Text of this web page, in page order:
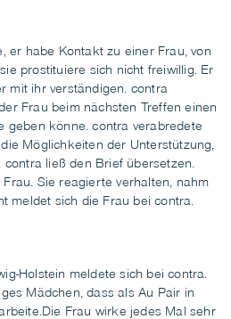
er habe Kontakt zu einer Frau, von
prostituiere sich nicht freiwillig. Er
mit ihr verständigen. contra
Frau beim nächsten Treffen einen
geben könne. contra verabredete
Möglichkeiten der Unterstützung,
ließ den Brief übersetzen.
Sie reagierte verhalten, nahm
meldet sich die Frau bei contra.
Holstein meldete sich bei contra.
Mädchen, dass als Au Pair in
Frau wirke jedes Mal sehr